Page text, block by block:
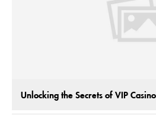
Unlocking the Secrets of VIP